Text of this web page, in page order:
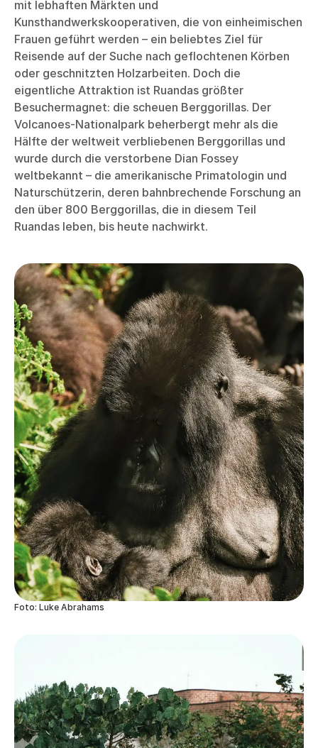
mit lebhaften Märkten und
Kunsthandwerkskooperativen, die von einheimischen
Frauen geführt werden – ein beliebtes Ziel für
Reisende auf der Suche nach geflochtenen Körben
oder geschnitzten Holzarbeiten. Doch die
eigentliche Attraktion ist Ruandas größter
Besuchermagnet: die scheuen Berggorillas. Der
Volcanoes-Nationalpark beherbergt mehr als die
Hälfte der weltweit verbliebenen Berggorillas und
wurde durch die verstorbene Dian Fossey
weltbekannt – die amerikanische Primatologin und
Naturschützerin, deren bahnbrechende Forschung an
den über 800 Berggorillas, die in diesem Teil
Ruandas leben, bis heute nachwirkt.
Foto: Luke Abrahams